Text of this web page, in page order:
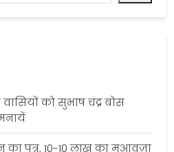
को सुभाष चंद्र बोस
का पत्र, 10-10 लाख का मुआवज़ा